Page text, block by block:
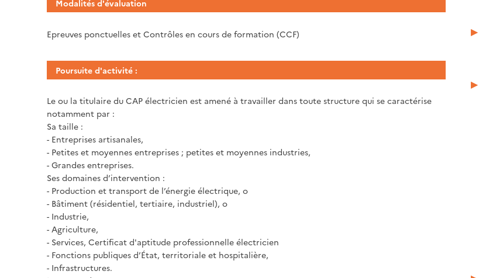
Modalités d'évaluation
Epreuves ponctuelles et Contrôles en cours de formation (CCF)
Poursuite d'activité :
Le ou la titulaire du CAP électricien est amené à travailler dans toute structure qui se caractérise
notamment par :
Sa taille :
- Entreprises artisanales,
- Petites et moyennes entreprises ; petites et moyennes industries,
- Grandes entreprises.
Ses domaines d’intervention :
- Production et transport de l’énergie électrique, o
- Bâtiment (résidentiel, tertiaire, industriel), o
- Industrie,
- Agriculture,
- Services, Certificat d'aptitude professionnelle électricien
- Fonctions publiques d’État, territoriale et hospitalière,
- Infrastructures.